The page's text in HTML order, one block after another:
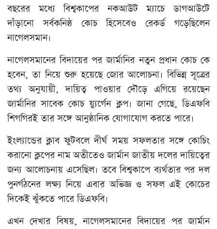
বছরের মধ্যে বিশ্বকাপের নকআউট ম্যাচে ডাগআউটে
দাঁড়ানো সর্বকনিষ্ঠ কোচ হিসেবেও রেকর্ড গড়েছিলেন
নাগেলসমান।
নাগেলসমানের বিদায়ের পর জার্মানির নতুন প্রধান কোচ কে
হবেন, তা নিয়ে শুরু হয়েছে জোর আলোচনা। বিভিন্ন সূত্রের
তথ্য অনুযায়ী, দায়িত্ব পাওয়ার দৌড়ে এগিয়ে রয়েছেন
জার্মানির সাবেক কোচ য়্যুর্গেন ক্লপ। জানা গেছে, ডিএফবি
শিগগিরই তার সঙ্গে আনুষ্ঠানিক যোগাযোগ করতে পারে।
ইংল্যান্ডের ক্লাব ফুটবলে দীর্ঘ সময় সফলতার সঙ্গে কোচিং
করানো ক্লপের নাম অতীতেও জার্মান জাতীয় দলের দায়িত্বের
জন্য আলোচনায় এসেছিল। তবে বিশ্বকাপে ব্যর্থতার পর দল
পুনর্গঠনের লক্ষ্য নিয়ে এবার অভিজ্ঞ ও সফল এই কোচের
দিকেই ঝুঁকতে পারে ডিএফবি।
এখন দেখার বিষয়, নাগেলসমানের বিদায়ের পর জার্মান